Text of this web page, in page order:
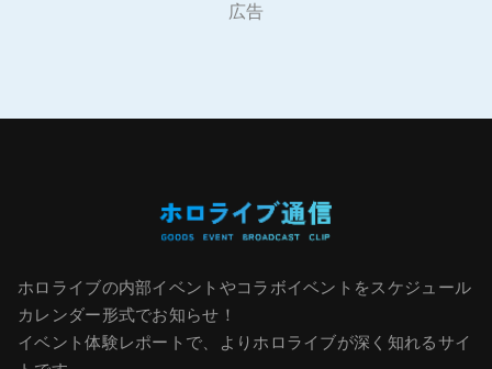
広告
ホロライブの内部イベントやコラボイベントをスケジュール
カレンダー形式でお知らせ！
イベント体験レポートで、よりホロライブが深く知れるサイ